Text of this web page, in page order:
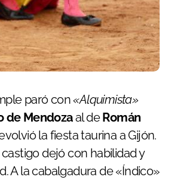
paró con«Alquimista»
de Mendozaal deRomán
la fiesta taurina a Gijón.
dejó con habilidad y
A la cabalgadura de «Índico»